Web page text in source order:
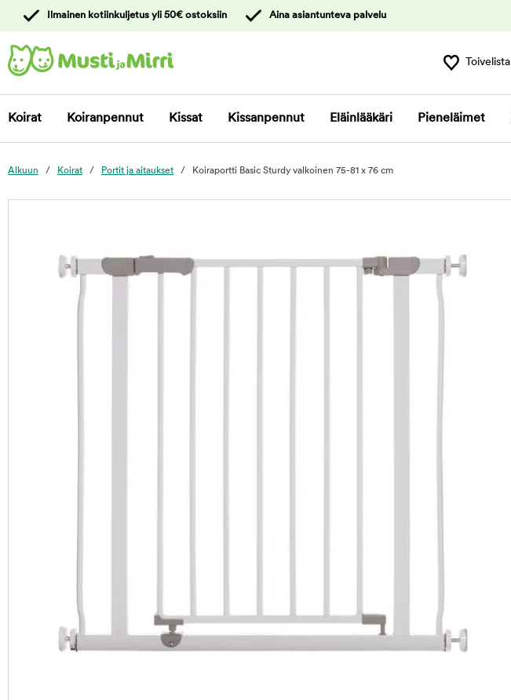
asiakaspalveluun
Ilmainen kotiinkuljetus yli 50€ ostoksiin Aina asiantunteva palvelu
Toivelista
Koirat Koiranpennut Kissat Kissanpennut Eläinlääkäri Pieneläimet
Alkuun Koirat Portit ja aitaukset Koiraportti Basic Sturdy valkoinen 75-81 x 76 cm